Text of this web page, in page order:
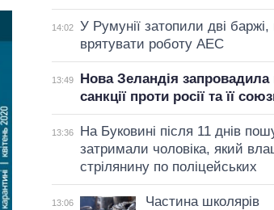
14:02
У Румунії затопили дві
врятувати роботу АЕС
13:49
Нова Зеландія запровадила
санкції проти росії та її
13:36
На Буковині після 11 днів
затримали чоловіка, який
стрілянину по поліцейських
13:06
Частина школярів